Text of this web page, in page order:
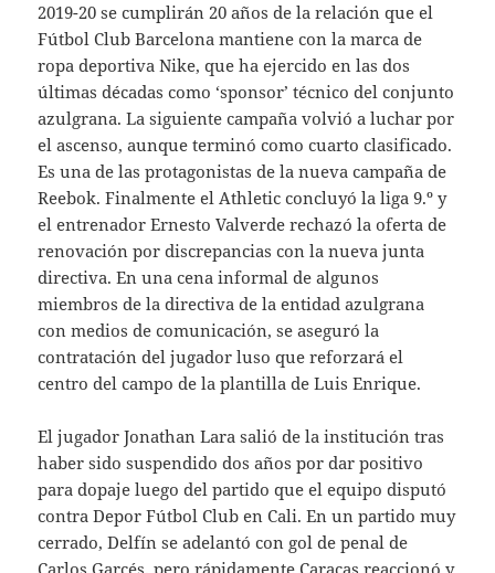
2019-20 se cumplirán 20 años de la relación que el
Fútbol Club Barcelona mantiene con la marca de
ropa deportiva Nike, que ha ejercido en las dos
últimas décadas como ‘sponsor’ técnico del conjunto
azulgrana. La siguiente campaña volvió a luchar por
el ascenso, aunque terminó como cuarto clasificado.
Es una de las protagonistas de la nueva campaña de
Reebok. Finalmente el Athletic concluyó la liga 9.º y
el entrenador Ernesto Valverde rechazó la oferta de
renovación por discrepancias con la nueva junta
directiva. En una cena informal de algunos
miembros de la directiva de la entidad azulgrana
con medios de comunicación, se aseguró la
contratación del jugador luso que reforzará el
centro del campo de la plantilla de Luis Enrique.
El jugador Jonathan Lara salió de la institución tras
haber sido suspendido dos años por dar positivo
para dopaje luego del partido que el equipo disputó
contra Depor Fútbol Club en Cali. En un partido muy
cerrado, Delfín se adelantó con gol de penal de